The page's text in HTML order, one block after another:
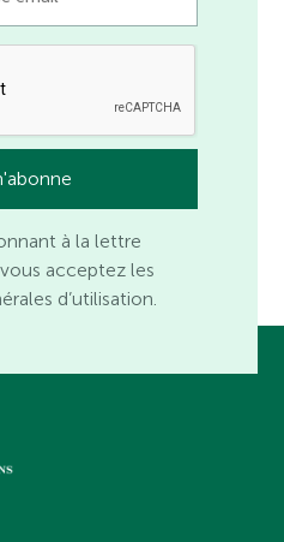
à la lettre
acceptez les
d’utilisation.